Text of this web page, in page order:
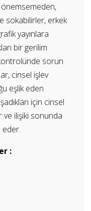
sokabilirler, erkek
yayınlara
bir gerilim
sorun
cinsel işlev
eşlik eden
için cinsel
ilişiki sonunda
eder.
: